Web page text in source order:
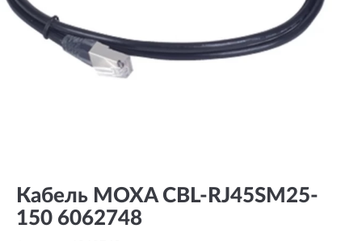
Кабель MOXA CBL-RJ45SM25-
150 6062748